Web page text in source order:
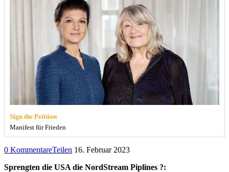
Sign the Petition
Manifest für Frieden
0 KommentareTeilen 16. Februar 2023
Sprengten die USA die NordStream Piplines ?: